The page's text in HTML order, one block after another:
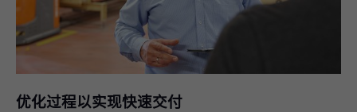
厨房功能区域规划工具
在初次对话中就让您的客户参与进来，帮助他们确定个人
优化过程以实现快速交付